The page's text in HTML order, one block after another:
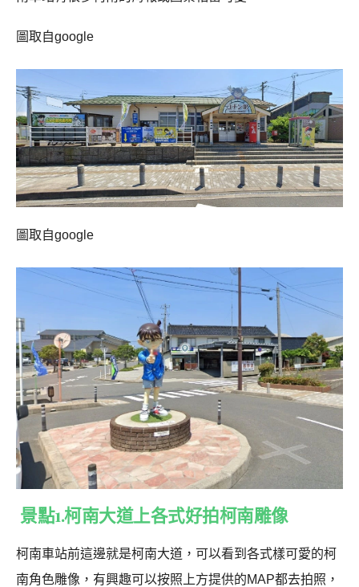
圖取自google
圖取自google
景點1.柯南大道上各式好拍柯南雕像
柯南車站前這邊就是柯南大道，可以看到各式樣可愛的柯
南角色雕像，有興趣可以按照上方提供的MAP都去拍照，